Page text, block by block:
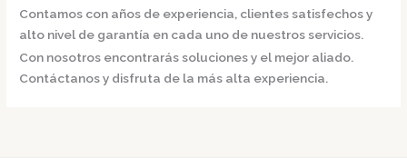
Contamos con años de experiencia, clientes satisfechos y
alto nivel de garantía en cada uno de nuestros servicios.
Con nosotros encontrarás soluciones y el mejor aliado.
Contáctanos y disfruta de la más alta experiencia.